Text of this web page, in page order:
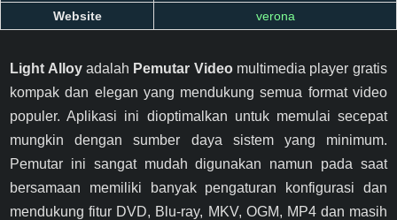
Website
verona
Light Alloyadalah Pemutar Videomultimedia player gratis
kompak dan elegan yang mendukung semua format video
populer. Aplikasi ini dioptimalkan untuk memulai secepat
mungkin dengan sumber daya sistem yang minimum.
Pemutar ini sangat mudah digunakan namun pada saat
bersamaan memiliki banyak pengaturan konfigurasi dan
mendukung fitur DVD, Blu-ray, MKV, OGM, MP4 dan masih